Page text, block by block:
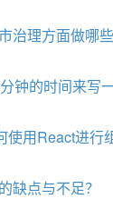
治理方面做哪些
钟的时间来写
用React进行
缺点与不足？